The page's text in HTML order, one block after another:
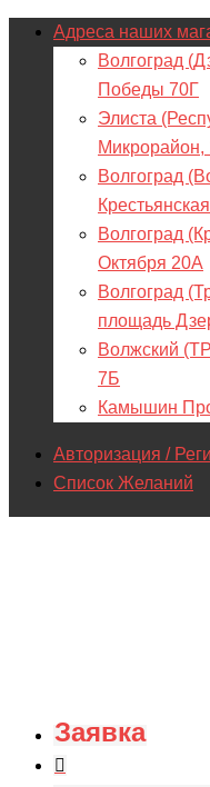
Адреса наших
Волгоград
Победы 70Г
Элиста
Волгоград
Волгоград
Октября 20А
Волгоград
площадь
Волжский
7Б
Камышин
Авторизация /
Список Желаний
Заявка